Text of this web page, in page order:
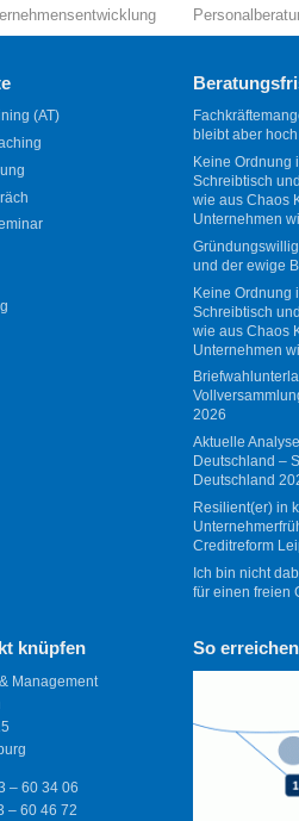
(AT)
bleibt aber hoch
Keine Ordnung
Schreibtisch
wie aus Chaos
Unternehmen
und der ewige
Keine Ordnung
Schreibtisch
wie aus Chaos
Unternehmen
2026
Aktuelle
Deutschland –
Deutschland
Resilient(er) in
Creditreform
Ich bin nicht
für einen freien
knüpfen
Management
– 60 34 06
– 60 46 72
So